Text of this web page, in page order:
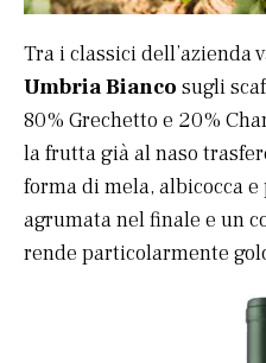
Tra i classici dell’azienda
Umbria Bianco sugli
80% Grechetto e 20%
la frutta già al naso
forma di mela, albicocca
agrumata nel finale e un
rende particolarmente